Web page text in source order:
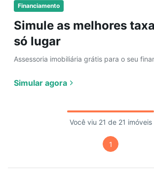
Financiamento
Simule as melhores
só lugar
Assessoria imobiliária grátis para o seu
Simular agora
Você viu 21 de 21 imóveis
1